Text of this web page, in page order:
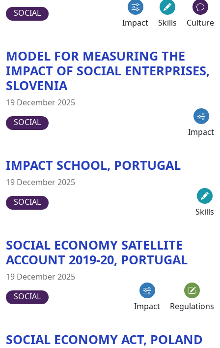
SOCIAL
Impact
Skills Culture
MODEL FOR MEASURING THE
IMPACT OF SOCIAL ENTERPRISES,
SLOVENIA
19 December 2025
SOCIAL
Impact
IMPACT SCHOOL, PORTUGAL
19 December 2025
SOCIAL
Skills
SOCIAL ECONOMY SATELLITE
ACCOUNT 2019-20, PORTUGAL
19 December 2025
SOCIAL
Impact
Regulations
SOCIAL ECONOMY ACT, POLAND